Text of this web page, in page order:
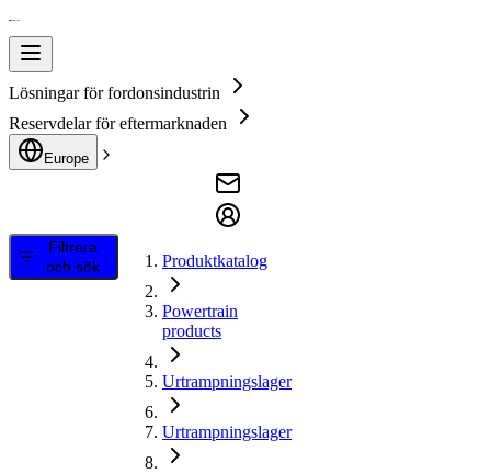
Lösningar för fordonsindustrin
Reservdelar för eftermarknaden
Europe
Filtrera
och sök
Produktkatalog
Powertrain
products
Urtrampningslager
Urtrampningslager